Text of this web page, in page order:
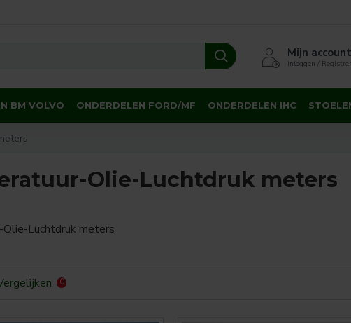
Mijn account
Inloggen /
BM VOLVO ONDERDELEN FORD/MF ONDERDELEN IHC
Olie-Luchtdruk meters
Luchtdruk meters
0